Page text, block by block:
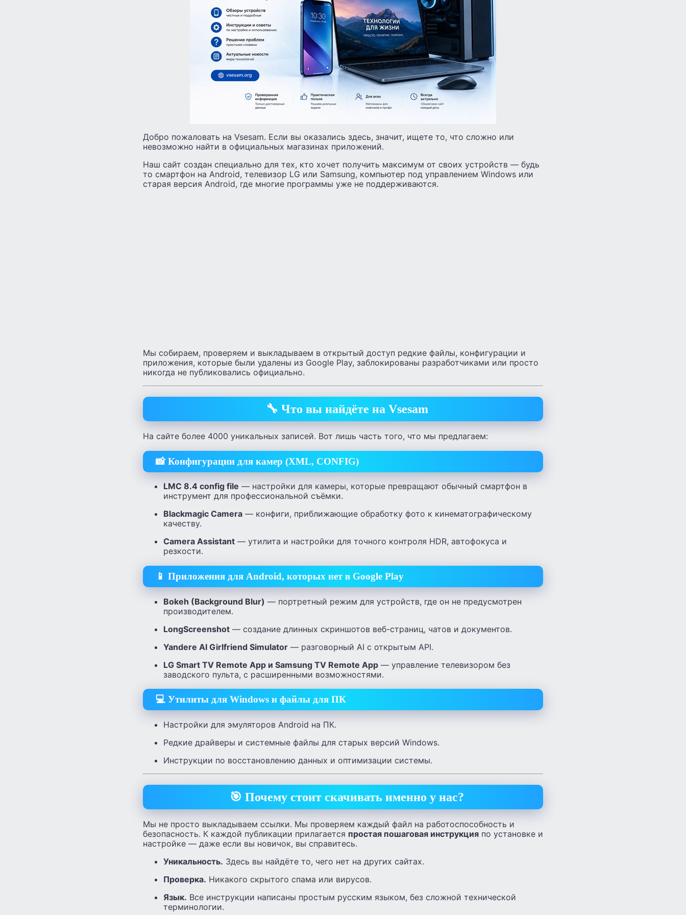
Добро пожаловать на Vsesam. Если вы оказались здесь, значит, ищете то, что сложно или
невозможно найти в официальных магазинах приложений.
Наш сайт создан специально для тех, кто хочет получить максимум от своих устройств — будь
то смартфон на Android, телевизор LG или Samsung, компьютер под управлением Windows или
старая версия Android, где многие программы уже не поддерживаются.
Мы собираем, проверяем и выкладываем в открытый доступ редкие файлы, конфигурации и
приложения, которые были удалены из Google Play, заблокированы разработчиками или просто
никогда не публиковались официально.
🔧 Что вы найдёте на Vsesam
На сайте более 4000 уникальных записей. Вот лишь часть того, что мы предлагаем:
📸 Конфигурации для камер (XML, CONFIG)
LMC 8.4 config file — настройки для камеры, которые превращают обычный смартфон в
инструмент для профессиональной съёмки.
Blackmagic Camera — конфиги, приближающие обработку фото к кинематографическому
качеству.
Camera Assistant — утилита и настройки для точного контроля HDR, автофокуса и
резкости.
📱 Приложения для Android, которых нет в Google Play
Bokeh (Background Blur) — портретный режим для устройств, где он не предусмотрен
производителем.
LongScreenshot — создание длинных скриншотов веб-страниц, чатов и документов.
Yandere AI Girlfriend Simulator — разговорный AI с открытым API.
LG Smart TV Remote App и Samsung TV Remote App — управление телевизором без
заводского пульта, с расширенными возможностями.
💻 Утилиты для Windows и файлы для ПК
Настройки для эмуляторов Android на ПК.
Редкие драйверы и системные файлы для старых версий Windows.
Инструкции по восстановлению данных и оптимизации системы.
🎯 Почему стоит скачивать именно у нас?
Мы не просто выкладываем ссылки. Мы проверяем каждый файл на работоспособность и
безопасность. К каждой публикации прилагается простая пошаговая инструкция по установке и
настройке — даже если вы новичок, вы справитесь.
Уникальность. Здесь вы найдёте то, чего нет на других сайтах.
Проверка. Никакого скрытого спама или вирусов.
Язык. Все инструкции написаны простым русским языком, без сложной технической
терминологии.